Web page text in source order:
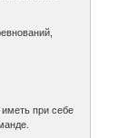
при себе